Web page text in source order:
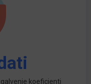
koeficienti